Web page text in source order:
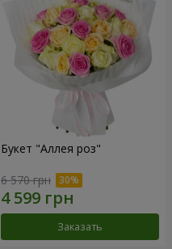
Букет "Аллея роз"
6 570 грн
Заказать